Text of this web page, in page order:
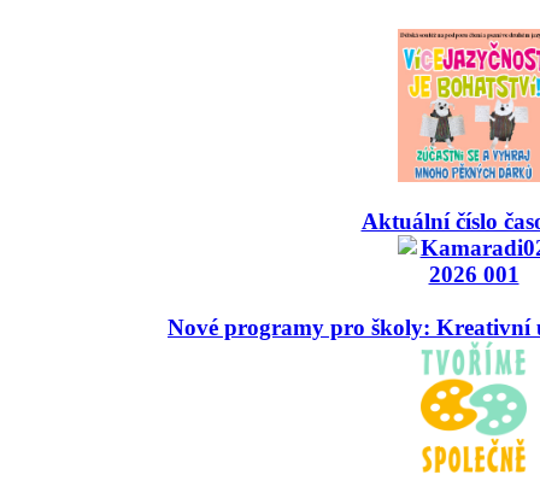
Aktuální číslo
Nové programy pro školy: Kreativní